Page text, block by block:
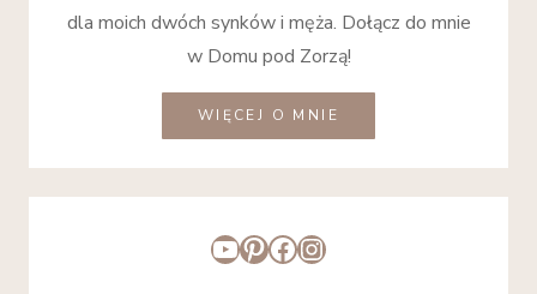
dla moich dwóch synków i męża. Dołącz do mnie
w Domu pod Zorzą!
WIĘCEJ O MNIE
YouTube
Pinterest
Facebook
Instagram